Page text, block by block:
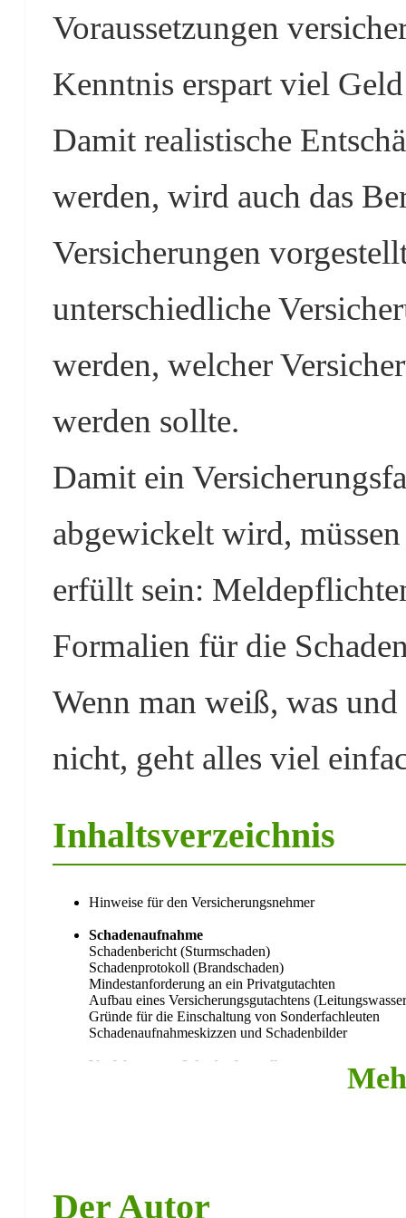
Voraussetzungen
Kenntnis erspart viel
Damit realistische
werden, wird auch das
Versicherungen
unterschiedliche
werden, welcher
werden sollte.
Damit ein
abgewickelt wird,
erfüllt sein:
Formalien für die
Wenn man weiß, was
nicht, geht alles viel
Inhaltsverzeichnis
Hinweise für den Versicherungsnehmer
Schadenaufnahme
Schadenbericht (Sturmschaden)
Schadenprotokoll (Brandschaden)
Mindestanforderung an ein Privatgutachten
Aufbau eines Versicherungsgutachtens
Gründe für die Einschaltung von Sonderfachleuten
Schadenaufnahmeskizzen und Schadenbilder
Verfahren zur Schadenfeststellung
Schadensanierung und Schadenverhütung
Der Autor